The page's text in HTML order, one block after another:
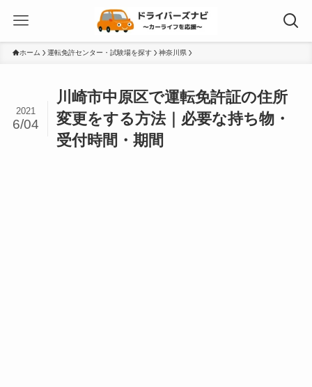
ホーム 運転免許センター・試験場を探す 神奈川県
川崎市中原区で運転免許証の住所
変更をする方法｜必要な持ち物・
受付時間・期間
2021
6/04